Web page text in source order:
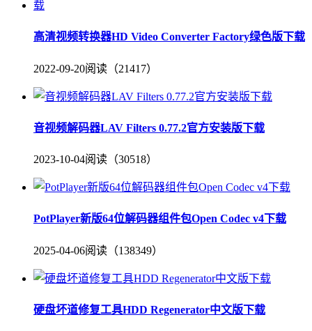
高清视频转换器HD Video Converter Factory绿色版下载
2022-09-20阅读（21417）
音视频解码器LAV Filters 0.77.2官方安装版下载
2023-10-04阅读（30518）
PotPlayer新版64位解码器组件包Open Codec v4下载
2025-04-06阅读（138349）
硬盘坏道修复工具HDD Regenerator中文版下载